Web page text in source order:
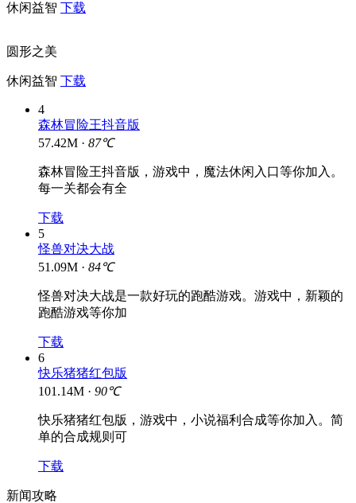
休闲益智 下载
圆形之美
休闲益智 下载
4
森林冒险王抖音版
57.42M · 87℃
森林冒险王抖音版，游戏中，魔法休闲入口等你加入。
每一关都会有全
下载
5
怪兽对决大战
51.09M · 84℃
怪兽对决大战是一款好玩的跑酷游戏。游戏中，新颖的
跑酷游戏等你加
下载
6
快乐猪猪红包版
101.14M · 90℃
快乐猪猪红包版，游戏中，小说福利合成等你加入。简
单的合成规则可
下载
新闻攻略